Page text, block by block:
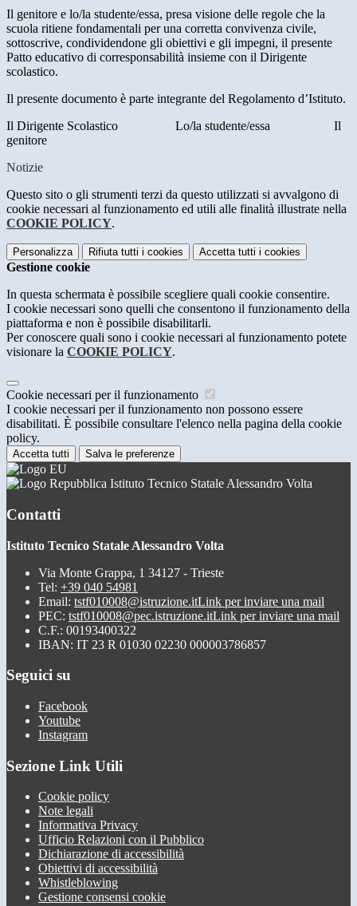
Il genitore e lo/la studente/essa, presa visione delle regole che la
scuola ritiene fondamentali per una corretta convivenza civile,
sottoscrive, condividendone gli obiettivi e gli impegni, il presente
Patto educativo di corresponsabilità insieme con il Dirigente
scolastico.
Il presente documento è parte integrante del Regolamento d’Istituto.
Il Dirigente Scolastico Lo/la studente/essa Il
genitore
Notizie
Questo sito o gli strumenti terzi da questo utilizzati si avvalgono di
cookie necessari al funzionamento ed utili alle finalità illustrate nella
COOKIE POLICY.
Personalizza Rifiuta tutti i cookies Accetta tutti i cookies
Gestione cookie
In questa schermata è possibile scegliere quali cookie consentire.
I cookie necessari sono quelli che consentono il funzionamento della
piattaforma e non è possibile disabilitarli.
Per conoscere quali sono i cookie necessari al funzionamento potete
visionare la COOKIE POLICY.
Cookie necessari per il funzionamento
I cookie necessari per il funzionamento non possono essere
disabilitati. È possibile consultare l'elenco nella pagina della cookie
policy.
Accetta tutti Salva le preferenze
Istituto Tecnico Statale Alessandro Volta
Contatti
Istituto Tecnico Statale Alessandro Volta
Via Monte Grappa, 1 34127 - Trieste
Tel: +39 040 54981
Email: tstf010008@istruzione.itLink per inviare una mail
PEC: tstf010008@pec.istruzione.itLink per inviare una mail
C.F.: 00193400322
IBAN: IT 23 R 01030 02230 000003786857
Seguici su
Facebook
Youtube
Instagram
Sezione Link Utili
Cookie policy
Note legali
Informativa Privacy
Ufficio Relazioni con il Pubblico
Dichiarazione di accessibilità
Obiettivi di accessibilità
Whistleblowing
Gestione consensi cookie